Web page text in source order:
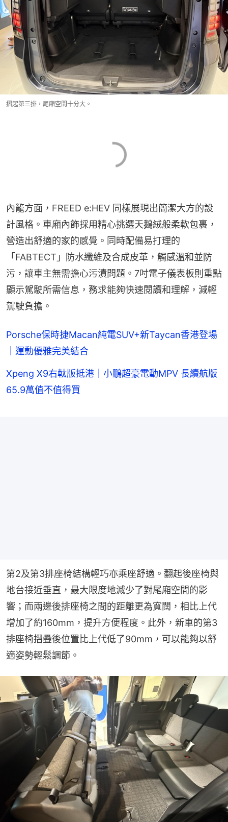
摺起第三排，尾廂空間十分大。
內籠方面，FREED e:HEV 同樣展現出簡潔大方的設
計風格。車廂內飾採用精心挑選天鵝絨般柔軟包裹，
營造出舒適的家的感覺。同時配備易打理的
「FABTECT」防水纖維及合成皮革，觸感溫和並防
污，讓車主無需擔心污漬問題。7吋電子儀表板則重點
顯示駕駛所需信息，務求能夠快速閱讀和理解，減輕
駕駛負擔。
Porsche保時捷Macan純電SUV+新Taycan香港登場
｜運動優雅完美結合
Xpeng X9右軚版抵港｜小鵬超豪電動MPV 長續航版
65.9萬值不值得買
第2及第3排座椅結構輕巧亦乘座舒適。翻起後座椅與
地台接近垂直，最大限度地減少了對尾廂空間的影
響；而兩邊後排座椅之間的距離更為寬闊，相比上代
增加了約160mm，提升方便程度。此外，新車的第3
排座椅摺疊後位置比上代低了90mm，可以能夠以舒
適姿勢輕鬆調節。